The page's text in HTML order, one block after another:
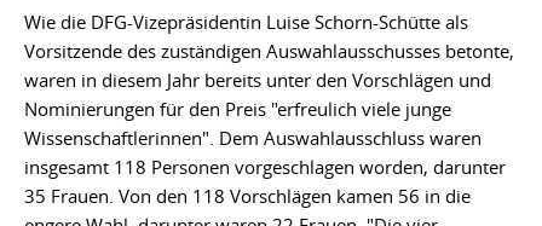
Wie die DFG-Vizepräsidentin Luise Schorn-Schütte als
Vorsitzende des zuständigen Auswahlausschusses betonte,
waren in diesem Jahr bereits unter den Vorschlägen und
Nominierungen für den Preis "erfreulich viele junge
Wissenschaftlerinnen". Dem Auswahlausschluss waren
insgesamt 118 Personen vorgeschlagen worden, darunter
35 Frauen. Von den 118 Vorschlägen kamen 56 in die